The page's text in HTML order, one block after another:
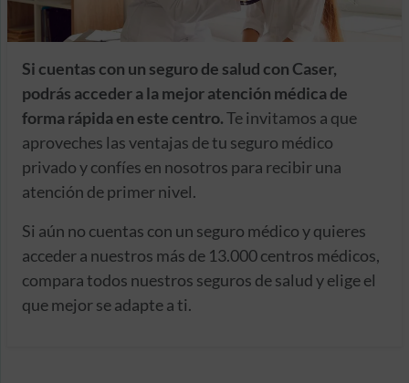
Si cuentas con un seguro de salud con Caser,
podrás acceder a la mejor atención médica de
forma rápida en este centro.Te invitamos a que
aproveches las ventajas de tu seguro médico
privado y confíes en nosotros para recibir una
atención de primer nivel.
Si aún no cuentas con un seguro médico y quieres
acceder a nuestros más de 13.000 centros médicos,
compara todos nuestros seguros de salud y elige el
que mejor se adapte a ti.